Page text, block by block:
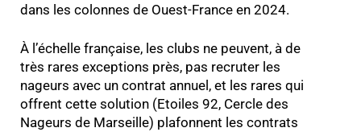
dans les colonnes de Ouest-France en 2024.
À l’échelle française, les clubs ne peuvent, à de
très rares exceptions près, pas recruter les
nageurs avec un contrat annuel, et les rares qui
offrent cette solution (Etoiles 92, Cercle des
Nageurs de Marseille) plafonnent les contrats